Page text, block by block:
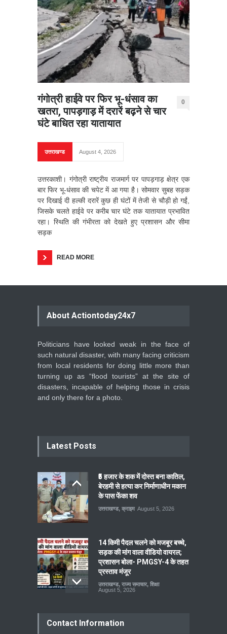
गंगोत्री हाईवे पर फिर भू-धंसाव का
खतरा, पापड़गाड़ में दरारें बढ़ने से चार
घंटे बाधित रहा यातायात
0
उत्तराखण्ड August 4, 2026
उत्तरकाशी। गंगोत्री राष्ट्रीय राजमार्ग पर पापड़गाड़ क्षेत्र एक
बार फिर भू-धंसाव की चपेट में आ गया है। सोमवार सुबह सड़क
पर दिखाई दी हल्की दरारें कुछ ही घंटों में तेजी से चौड़ी हो गईं,
जिसके चलते हाईवे पर करीब चार घंटे तक यातायात प्रभावित
रहा। स्थिति की गंभीरता को देखते हुए प्रशासन और सीमा
सड़क
READ MORE
About Actiontoday24x7
Politicians have looked weak in the face of
such natural disaster, with many facing criticism
from local residents for doing little more than
turning up as “flood tourists” at the site of
disasters, incapable of helping those in crisis
and only there for a photo.
Latest Posts
₹5 हजार के शक में दोस्त बना कातिल,
बेरहमी से हत्या कर निर्माणाधीन मकान
के पास फेंका शव
उत्तराखण्ड, क्राइम August 5, 2026
14 किमी पैदल चलने को मजबूर बच्चे,
सड़क की मांग वाला वीडियो वायरल;
प्रशासन बोला- PMGSY-4 के तहत
प्रस्ताव मंजूर
उत्तराखण्ड, राज्य समाचार, शिक्षा
August 5, 2026
Contact Information